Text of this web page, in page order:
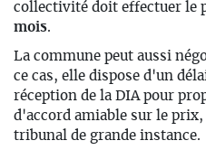
collectivité doit effectuer le
mois.
La commune peut aussi
ce cas, elle dispose d'un
réception de la DIA pour
d'accord amiable sur le
tribunal de grande instance.